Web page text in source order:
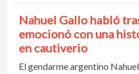
Nahuel Gallo habló
emocionó con una
en cautiverio
El gendarme argentino